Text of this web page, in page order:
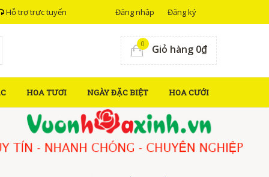
Hỗ trợ trực tuyến Đăng nhập Đăng ký
0 Giỏ hàng 0₫
HOA TƯƠI NGÀY ĐẶC BIỆT HOA CƯỚI